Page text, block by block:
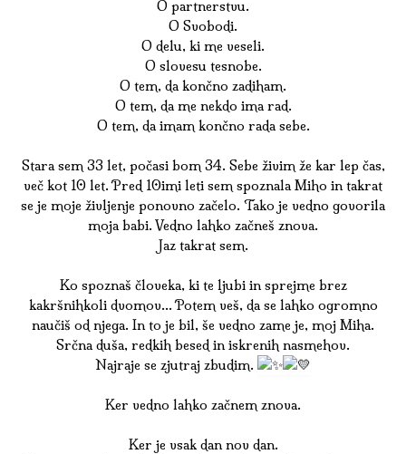
O partnerstvu.
O Svobodi.
O delu, ki me veseli.
O slovesu tesnobe.
O tem, da končno zadiham.
O tem, da me nekdo ima rad.
O tem, da imam končno rada sebe.
Stara sem 33 let, počasi bom 34. Sebe živim že kar lep čas,
več kot 10 let. Pred 10imi leti sem spoznala Miho in takrat
se je moje življenje ponovno začelo. Tako je vedno govorila
moja babi. Vedno lahko začneš znova.
Jaz takrat sem.
Ko spoznaš človeka, ki te ljubi in sprejme brez
kakršnihkoli dvomov… Potem veš, da se lahko ogromno
naučiš od njega. In to je bil, še vedno zame je, moj Miha.
Srčna duša, redkih besed in iskrenih nasmehov.
Najraje se zjutraj zbudim.
Ker vedno lahko začnem znova.
Ker je vsak dan nov dan.